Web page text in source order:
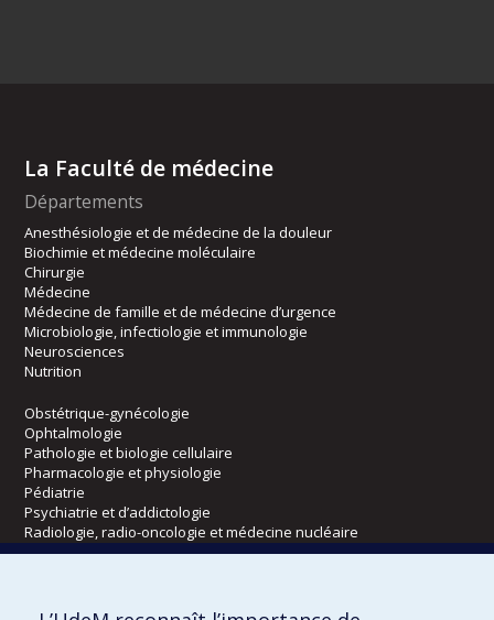
La Faculté de médecine
Départements
Anesthésiologie et de médecine de la douleur
Biochimie et médecine moléculaire
Chirurgie
Médecine
Médecine de famille et de médecine d’urgence
Microbiologie, infectiologie et immunologie
Neurosciences
Nutrition
Obstétrique-gynécologie
Ophtalmologie
Pathologie et biologie cellulaire
Pharmacologie et physiologie
Pédiatrie
Psychiatrie et d’addictologie
Radiologie, radio-oncologie et médecine nucléaire